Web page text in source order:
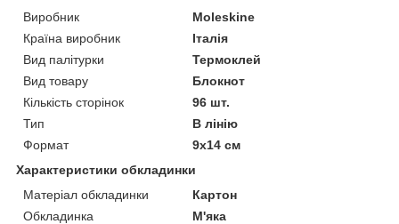
Виробник
Moleskine
Країна виробник
Італія
Вид палітурки
Термоклей
Вид товару
Блокнот
Кількість сторінок
96 шт.
Тип
В лінію
Формат
9х14 см
Характеристики обкладинки
Матеріал обкладинки
Картон
Обкладинка
М'яка